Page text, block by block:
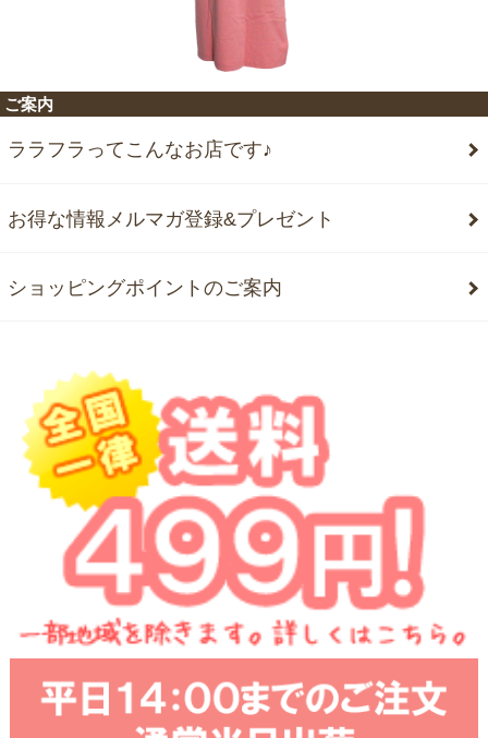
ご案内
ララフラってこんなお店です♪
お得な情報メルマガ登録&プレゼント
ショッピングポイントのご案内